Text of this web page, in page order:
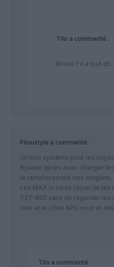
Tilo a commenté :
Bravo ? il a tout dit.
Filoustyle a commenté :
Un bon système pour les
Ryanair après avoir changer
le remplacement des winglets.
Les MAX la seule façon de
737-800 sera de regarder les
scie et le cône APU rond et
Tilo a commenté :